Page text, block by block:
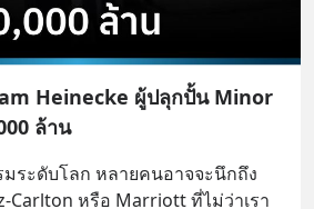
Heinecke ผู้ปลุกปั้น Minor
ล้าน
มระดับโลก หลายคนอาจจะนึกถึง
Carlton หรือ Marriott ที่ไม่ว่าเรา